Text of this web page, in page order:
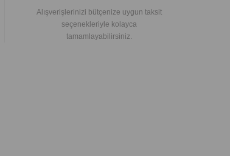
Alışverişlerinizi bütçenize uygun taksit
seçenekleriyle kolayca
tamamlayabilirsiniz.